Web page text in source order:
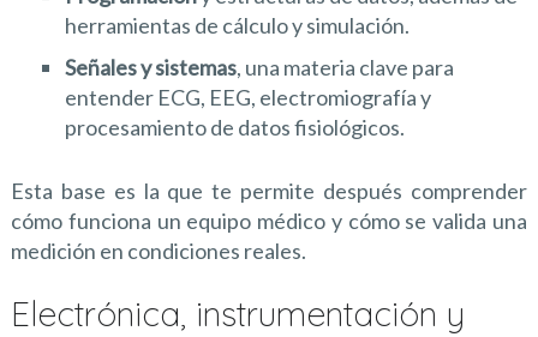
herramientas de cálculo y simulación.
Señales y sistemas, una materia clave para
entender ECG, EEG, electromiografía y
procesamiento de datos fisiológicos.
Esta base es la que te permite después comprender
cómo funciona un equipo médico y cómo se valida una
medición en condiciones reales.
Electrónica, instrumentación y